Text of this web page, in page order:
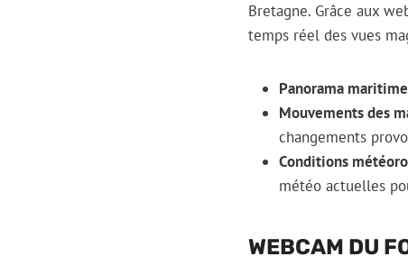
Bretagne. Grâce aux
temps réel des vues
Panorama
Mouvements des
changements
Conditions
météo actuelles
WEBCAM DU